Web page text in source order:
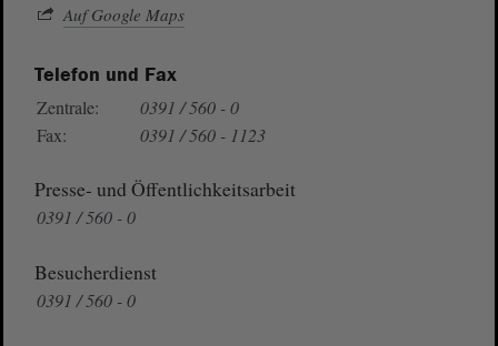
Auf Google Maps
Telefon und Fax
Zentrale:
0391 / 560 - 0
Fax:
0391 / 560 - 1123
Presse- und Öffentlichkeitsarbeit
0391 / 560 - 0
Besucherdienst
0391 / 560 - 0